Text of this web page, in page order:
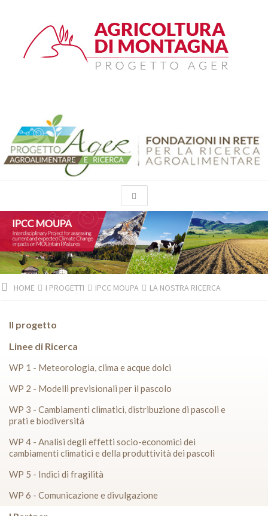
HOME I PROGETTI IPCC MOUPA LA NOSTRA RICERCA
Il progetto
Linee di Ricerca
WP 1 - Meteorologia, clima e acque dolci
WP 2 - Modelli previsionali per il pascolo
WP 3 - Cambiamenti climatici, distribuzione di pascoli e
prati e biodiversità
WP 4 - Analisi degli effetti socio-economici dei
cambiamenti climatici e della produttività dei pascoli
WP 5 - Indici di fragilità
WP 6 - Comunicazione e divulgazione